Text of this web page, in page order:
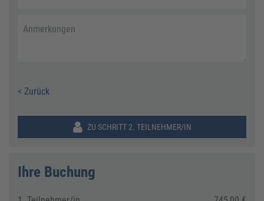
Anmerkungen
< Zurück
ZU SCHRITT 2. TEILNEHMER/IN
Ihre Buchung